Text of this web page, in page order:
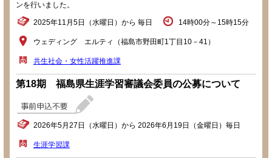
ンを行いました。
2025年11月5日（水曜日）から 毎日 14時00分～15時15分
ウェディング エルティ（福島市野田町1丁目10－41）
共生社会・女性活躍推進課
第18期 福島県生涯学習審議会委員の公募について
2026年5月27日（水曜日）から 2026年6月19日（金曜日）毎日
生涯学習課